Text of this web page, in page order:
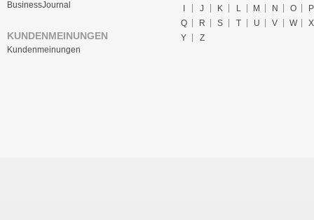
BusinessJournal
KUNDENMEINUNGEN
Kundenmeinungen
I
J K L M N O
P
Q
R S T U V W
X
Y
Z